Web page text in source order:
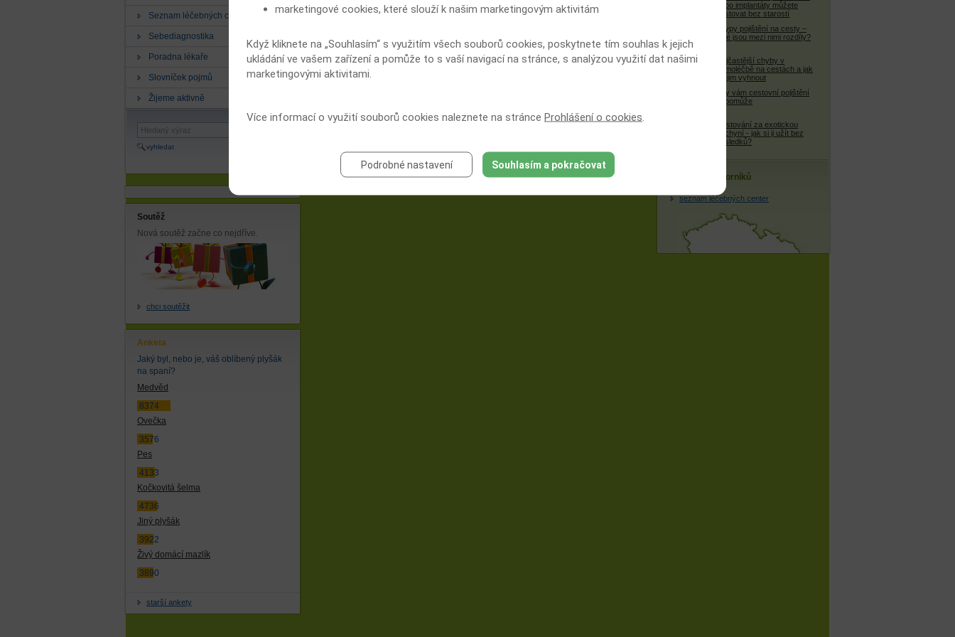
Seznam léčebných center
Sebediagnostika
Poradna lékaře
Slovníček pojmů
Žijeme aktivně
vyhledat
Soutěž
Nová soutěž začne co nejdříve.
chci soutěžit
Anketa
Jaký byl, nebo je, váš oblíbený plyšák
na spaní?
Medvěd
8374
Ovečka
3576
Pes
4133
Kočkovitá šelma
4736
Jiný plyšák
3922
Živý domácí mazlík
3890
starší ankety
Zdroj: Smolík P., Spánek a sny in Nevšímalová S., Šonka K. et al. Poruchy
spánku a bděni, Galen, 2007, p. 53-59
nebo implantáty můžete
cestovat bez starostí
4 typy pojištění na cesty –
jaké jsou mezi nimi rozdíly?
Nejčastější chyby v
samoléčbě na cestách a jak
se jim vyhnout
Kdy vám cestovní pojištění
nepomůže
Cestování za exotickou
kuchyní - jak si ji užít bez
následků?
Databáze odborníků
seznam léčebných center
marketingové cookies, které slouží k našim marketingovým aktivitám
Když kliknete na „Souhlasím“ s využitím všech souborů cookies, poskytnete tím souhlas k jejich
ukládání ve vašem zařízení a pomůže to s vaší navigací na stránce, s analýzou využití dat našimi
marketingovými aktivitami.
Více informací o využití souborů cookies naleznete na stránce Prohlášení o cookies
Podrobné nastavení Souhlasím a pokračovat